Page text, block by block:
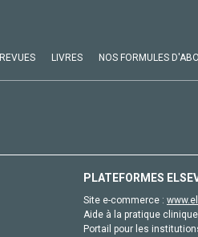
REVUES LIVRES NOS FORMULES
PLATEFORMES
Site e-commerce :
Aide à la pratique
Portail pour les